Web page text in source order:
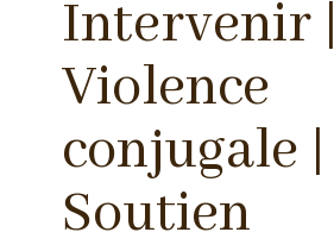
Intervenir |
Violence
conjugale |
Soutien